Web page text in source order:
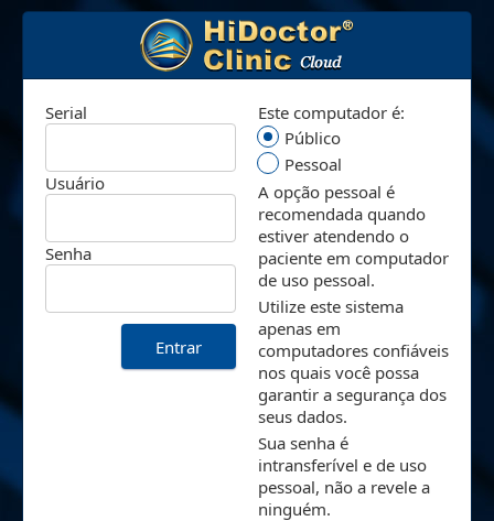
Serial
Usuário
Senha
Este computador é:
Público
Pessoal
A opção pessoal é
recomendada quando
estiver atendendo o
paciente em computador
de uso pessoal.
Utilize este sistema
apenas em
computadores confiáveis
nos quais você possa
garantir a segurança dos
seus dados.
Sua senha é
intransferível e de uso
pessoal, não a revele a
ninguém.